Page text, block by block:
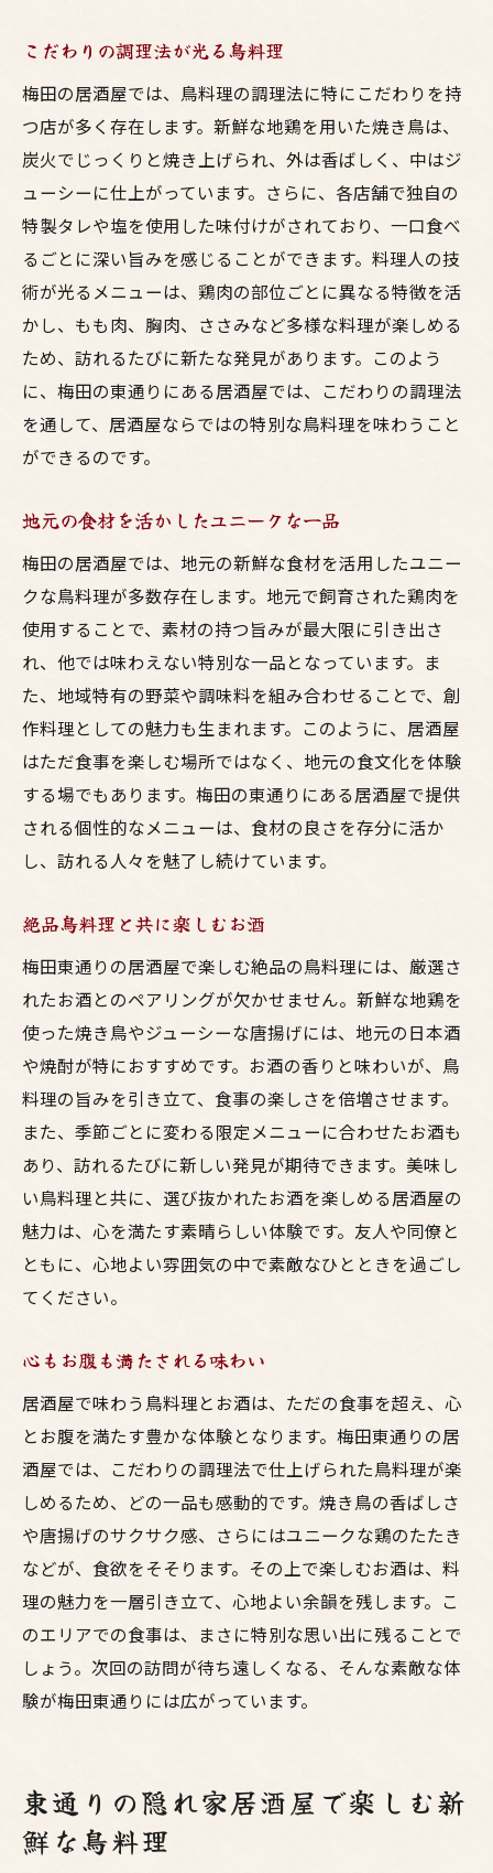
東通り居酒屋の特選鳥料理で心もお腹も満たさ
れる
特選メニューで贅沢なひとときを
ボリューム満点の料理で大満足
お腹も心も満たされる絶品料理
季節の素材を活かした特選料理
豊富な鳥料理で満たされる時間
特別な日を彩る鳥料理
梅田東通りの居酒屋で発見する新しい鳥料理の
楽しみ方
新しい鳥料理の楽しみ方を提案
創作メニューで驚きの発見
地元の食材を活かした新しいアプローチ
居酒屋ならではの創意工夫
次の訪問が待ち遠しくなる体験
旬の素材を活かした梅田の居酒屋で鳥料理を堪
能
旬の地鶏を使った季節限定メニュー
素材の味を活かすシンプルな調理法
シーズンごとの特別メニューを楽しむ
地元の新鮮素材をふんだんに使用
四季折々の美味しさを味わう
友人と訪れたい梅田東通りの鳥料理が自慢の居
酒屋
友人と語らうカジュアルな空間
みんなで楽しむシェアメニュー
鳥料理と共に楽しむ楽しいひととき
リーズナブルに楽しめる居酒屋選び
仲間と過ごす特別な時間
友人を連れて訪れたいおすすめの一軒
こだわりの調理法が光る鳥料理
梅田の居酒屋では、鳥料理の調理法に特にこだわりを持
つ店が多く存在します。新鮮な地鶏を用いた焼き鳥は、
炭火でじっくりと焼き上げられ、外は香ばしく、中はジ
ューシーに仕上がっています。さらに、各店舗で独自の
特製タレや塩を使用した味付けがされており、一口食べ
るごとに深い旨みを感じることができます。料理人の技
術が光るメニューは、鶏肉の部位ごとに異なる特徴を活
かし、もも肉、胸肉、ささみなど多様な料理が楽しめる
ため、訪れるたびに新たな発見があります。このよう
に、梅田の東通りにある居酒屋では、こだわりの調理法
を通して、居酒屋ならではの特別な鳥料理を味わうこと
ができるのです。
地元の食材を活かしたユニークな一品
梅田の居酒屋では、地元の新鮮な食材を活用したユニー
クな鳥料理が多数存在します。地元で飼育された鶏肉を
使用することで、素材の持つ旨みが最大限に引き出さ
れ、他では味わえない特別な一品となっています。ま
た、地域特有の野菜や調味料を組み合わせることで、創
作料理としての魅力も生まれます。このように、居酒屋
はただ食事を楽しむ場所ではなく、地元の食文化を体験
する場でもあります。梅田の東通りにある居酒屋で提供
される個性的なメニューは、食材の良さを存分に活か
し、訪れる人々を魅了し続けています。
絶品鳥料理と共に楽しむお酒
梅田東通りの居酒屋で楽しむ絶品の鳥料理には、厳選さ
れたお酒とのペアリングが欠かせません。新鮮な地鶏を
使った焼き鳥やジューシーな唐揚げには、地元の日本酒
や焼酎が特におすすめです。お酒の香りと味わいが、鳥
料理の旨みを引き立て、食事の楽しさを倍増させます。
また、季節ごとに変わる限定メニューに合わせたお酒も
あり、訪れるたびに新しい発見が期待できます。美味し
い鳥料理と共に、選び抜かれたお酒を楽しめる居酒屋の
魅力は、心を満たす素晴らしい体験です。友人や同僚と
ともに、心地よい雰囲気の中で素敵なひとときを過ごし
てください。
心もお腹も満たされる味わい
居酒屋で味わう鳥料理とお酒は、ただの食事を超え、心
とお腹を満たす豊かな体験となります。梅田東通りの居
酒屋では、こだわりの調理法で仕上げられた鳥料理が楽
しめるため、どの一品も感動的です。焼き鳥の香ばしさ
や唐揚げのサクサク感、さらにはユニークな鶏のたたき
などが、食欲をそそります。その上で楽しむお酒は、料
理の魅力を一層引き立て、心地よい余韻を残します。こ
のエリアでの食事は、まさに特別な思い出に残ることで
しょう。次回の訪問が待ち遠しくなる、そんな素敵な体
験が梅田東通りには広がっています。
東通りの隠れ家居酒屋で楽しむ新
鮮な鳥料理